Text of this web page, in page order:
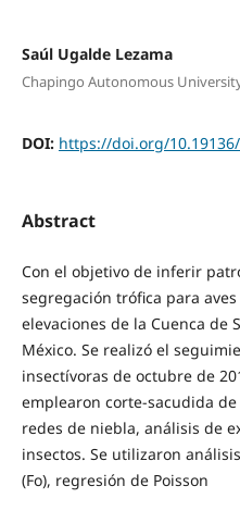
Saúl Ugalde Lezama
Chapingo Autonomous
DOI: https://doi.org/
Abstract
Con el objetivo de inferir
segregación trófica para
elevaciones de la Cuenca de
México. Se realizó el
insectívoras de octubre de
emplearon corte-sacudida
redes de niebla, análisis de
insectos. Se utilizaron
(Fo), regresión de Poisson